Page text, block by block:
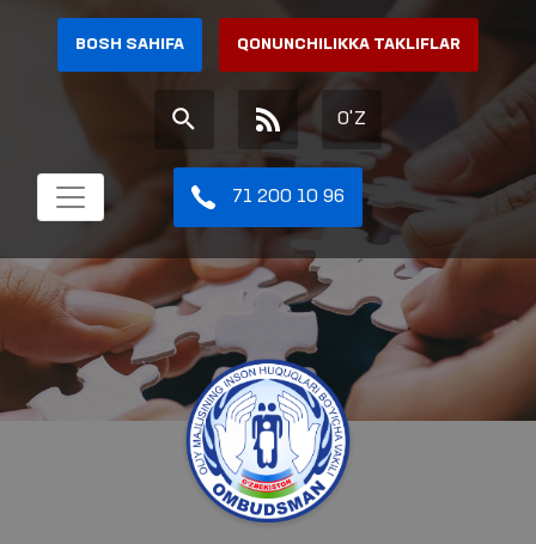
BOSH SAHIFA QONUNCHILIKKA TAKLIFLAR
O'Z
71 200 10 96